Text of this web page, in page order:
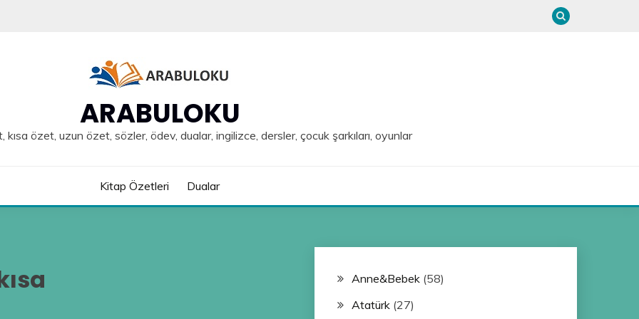
ARABULOKU
özet, uzun özet, sözler, ödev, dualar, ingilizce, dersler, çocuk şarkıları, oyunlar
Kitap Özetleri Dualar
Anne&Bebek(58)
Atatürk(27)